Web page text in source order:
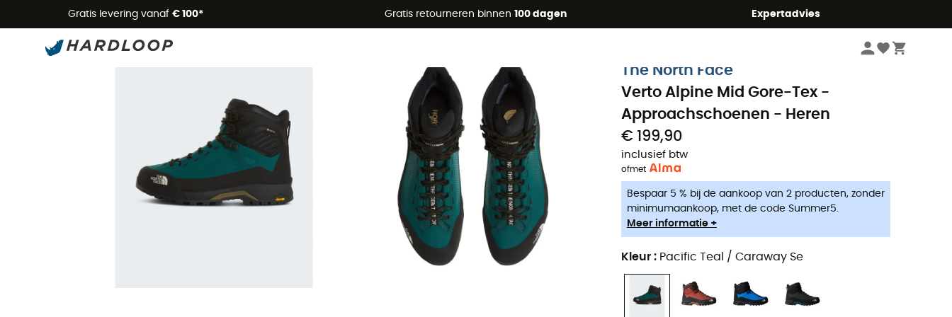
Gratis levering vanaf € 100* Gratis retourneren binnen 100 dagen Expertadvies
Zomeraanbiedingen 🔥 -5% EXTRA vanaf 2 producten* met code Summer5
Nieuw
Approachschoenen heren
The North Face
Verto Alpine Mid Gore-Tex -
Approachschoenen - Heren
€ 199,90
inclusief btw
ofmet
Bespaar 5 % bij de aankoop van 2 producten, zonder
minimumaankoop, met de code Summer5.
Meer informatie +
Kleur : Pacific Teal / Caraway Se